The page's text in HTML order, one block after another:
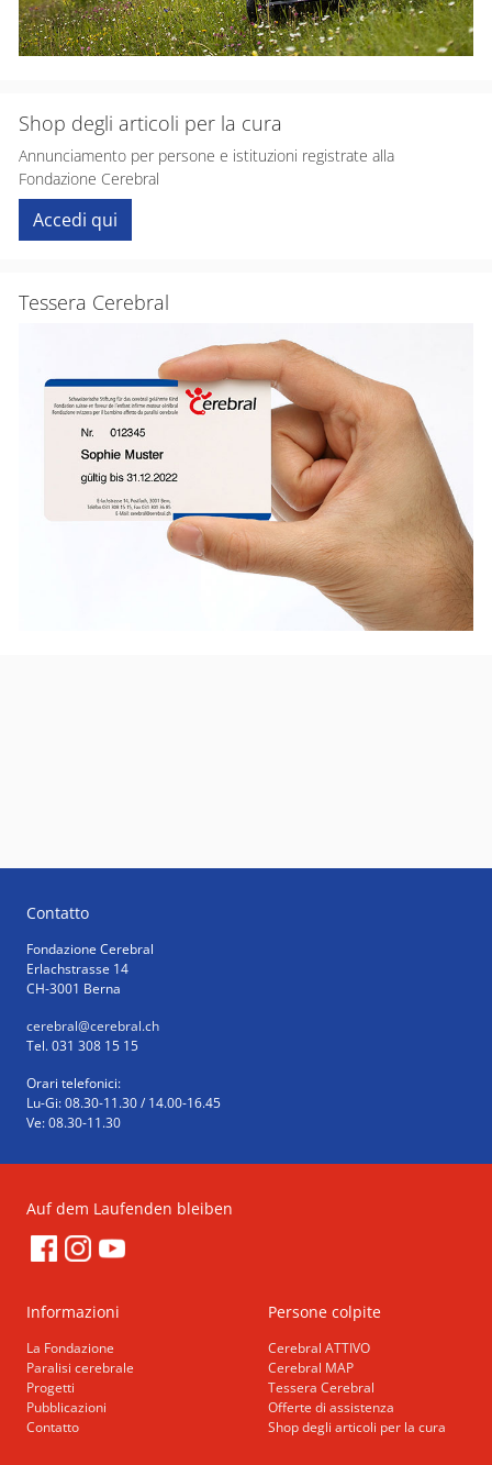
Shop degli articoli per la cura
Annunciamento per persone e istituzioni registrate alla
Fondazione Cerebral
Accedi qui
Tessera Cerebral
Contatto
Fondazione Cerebral
Erlachstrasse 14
CH-3001 Berna
cerebral@cerebral.ch
Tel. 031 308 15 15
Orari telefonici:
Lu-Gi: 08.30-11.30 / 14.00-16.45
Ve: 08.30-11.30
Auf dem Laufenden bleiben
Informazioni
La Fondazione
Paralisi cerebrale
Progetti
Pubblicazioni
Contatto
Persone colpite
Cerebral ATTIVO
Cerebral MAP
Tessera Cerebral
Offerte di assistenza
Shop degli articoli per la cura